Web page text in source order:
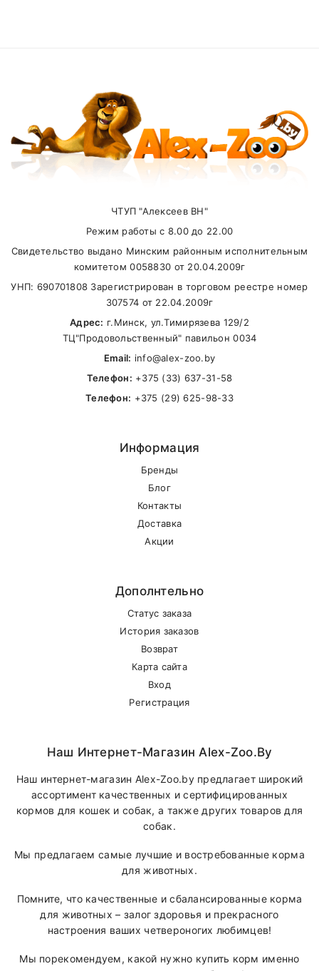
сумма менее, доставка 4р
Доставка по Другим городам оговаривается
по стоимости отдельно
Получить консультацию по вопросам
доставки можно у наших менеджеров по
+375(29) 625-98-33(A1),+375(33) 637-31-
)
Карта доставки нашими курьерами:
Внимание стоимость доставки зависит от
В другие города Беларуси
Your Rating
Your review
Name
ЧТУП "Алексеев ВН"
Режим работы с 8.00 до 22.00
Свидетельство выдано Минским районным исполнительным
комитетом 0058830 от 20.04.2009г
УНП: 690701808 Зарегистрирован в торговом реестре номер
307574 от 22.04.2009г
Адрес: г.Минск, ул.Тимирязева 129/2
ТЦ"Продовольственный" павильон 0034
Email: info@alex-zoo.by
Телефон: +375 (33) 637-31-58
Телефон: +375 (29) 625-98-33
Информация
Бренды
Блог
Контакты
Доставка
Акции
Дополнтельно
Статус заказа
История заказов
Возврат
Карта сайта
Вход
Регистрация
Наш Интернет-Магазин Alex-Zoo.by
Наш интернет-магазин Alex-Zoo.by предлагает широкий
ассортимент качественных и сертифицированных
кормов для кошек и собак, а также других товаров для
собак.
Мы предлагаем самые лучшие и востребованные корма
для животных.
Помните, что качественные и сбалансированные корма
для животных – залог здоровья и прекрасного
настроения ваших четвероногих любимцев!
Мы порекомендуем, какой нужно купить корм именно